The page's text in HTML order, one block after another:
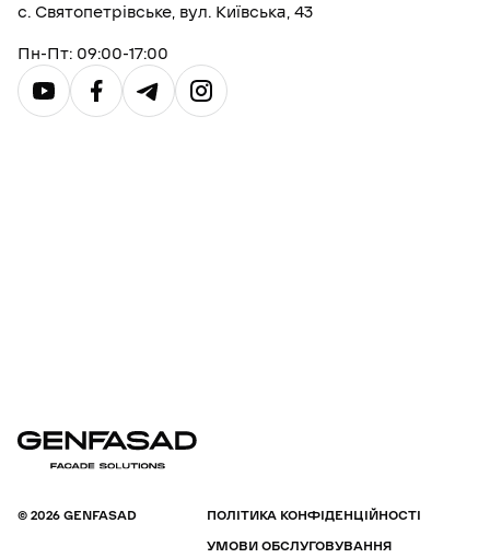
с. Святопетрівське, вул. Київська, 43
Пн-Пт: 09:00-17:00
© 2026 GENFASAD
ПОЛІТИКА КОНФІДЕНЦІЙНОСТІ
УМОВИ ОБСЛУГОВУВАННЯ